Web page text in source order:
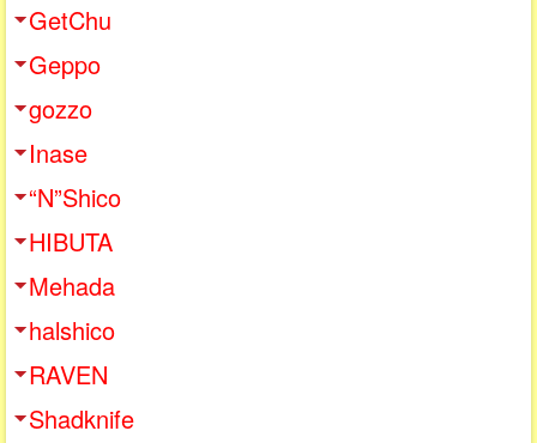
GetChu
Geppo
gozzo
Inase
“N”Shico
HIBUTA
Mehada
halshico
RAVEN
Shadknife